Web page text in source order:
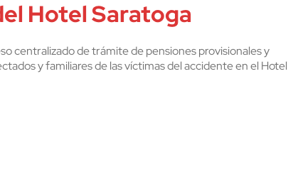
Hotel Saratoga
centralizado de trámite de pensiones provisionales y
y familiares de las víctimas del accidente en el Hotel